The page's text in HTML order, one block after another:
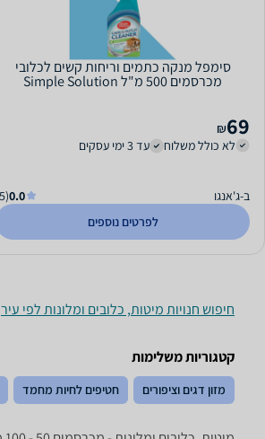
סימפל מנקה כתמים וריחות קשים לכלובי
מכרסמים 500 מ"ל Simple Solution
69
₪
לא כולל משלוח
עד 3 ימי עסקים
ב-ג'אנגו 0.0
(5)
לפרטים נוספים
חיפוש חנויות מיטות, כלובים ומלונות לפי עיר
קטגוריות משלימות
מזון דגים וציפורים חטיפים לחיות מחמד